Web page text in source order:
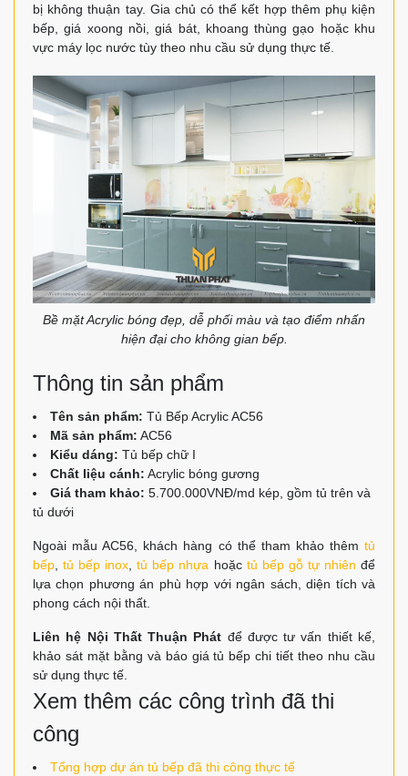
bị không thuận tay. Gia chủ có thể kết hợp thêm phụ kiện
bếp, giá xoong nồi, giá bát, khoang thùng gạo hoặc khu
vực máy lọc nước tùy theo nhu cầu sử dụng thực tế.
Bề mặt Acrylic bóng đẹp, dễ phối màu và tạo điểm nhấn
hiện đại cho không gian bếp.
Thông tin sản phẩm
Tên sản phẩm: Tủ Bếp Acrylic AC56
Mã sản phẩm: AC56
Kiểu dáng: Tủ bếp chữ I
Chất liệu cánh: Acrylic bóng gương
Giá tham khảo: 5.700.000VNĐ/md kép, gồm tủ trên và
tủ dưới
Ngoài mẫu AC56, khách hàng có thể tham khảo thêm tủ
bếp,tủ bếp inox,tủ bếp nhựa hoặc tủ bếp gỗ tự nhiên để
lựa chọn phương án phù hợp với ngân sách, diện tích và
phong cách nội thất.
Liên hệ Nội Thất Thuận Phát để được tư vấn thiết kế,
khảo sát mặt bằng và báo giá tủ bếp chi tiết theo nhu cầu
sử dụng thực tế.
Xem thêm các công trình đã thi
công
Tổng hợp dự án tủ bếp đã thi công thực tế